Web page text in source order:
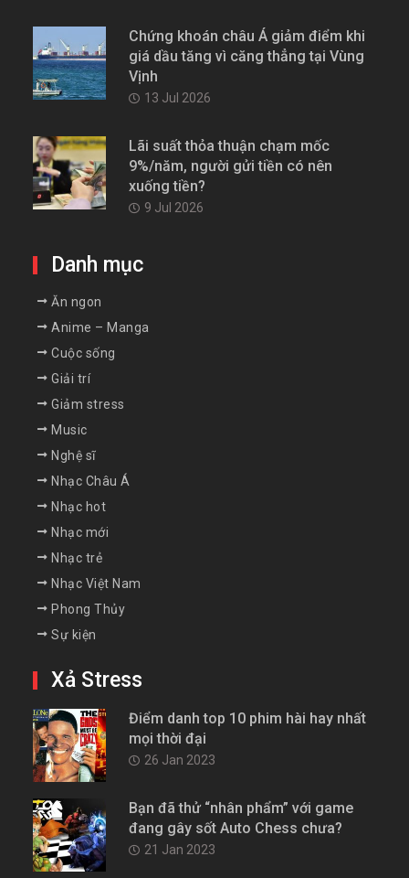
Chứng khoán châu Á giảm điểm khi
giá dầu tăng vì căng thẳng tại Vùng
Vịnh
13 Jul 2026
Lãi suất thỏa thuận chạm mốc
9%/năm, người gửi tiền có nên
xuống tiền?
9 Jul 2026
Danh mục
Ăn ngon
Anime – Manga
Cuộc sống
Giải trí
Giảm stress
Music
Nghệ sĩ
Nhạc Châu Á
Nhạc hot
Nhạc mới
Nhạc trẻ
Nhạc Việt Nam
Phong Thủy
Sự kiện
Xả Stress
Điểm danh top 10 phim hài hay nhất
mọi thời đại
26 Jan 2023
Bạn đã thử “nhân phẩm” với game
đang gây sốt Auto Chess chưa?
21 Jan 2023